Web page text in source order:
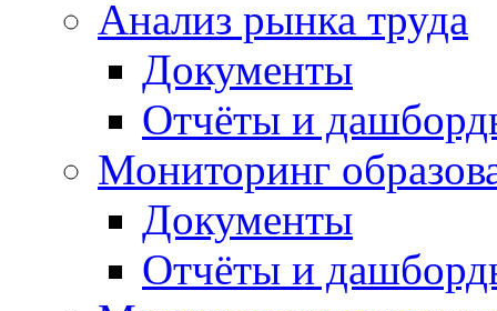
Анализ рынка труда
Документы
Отчёты и
Мониторинг
Документы
Отчёты и